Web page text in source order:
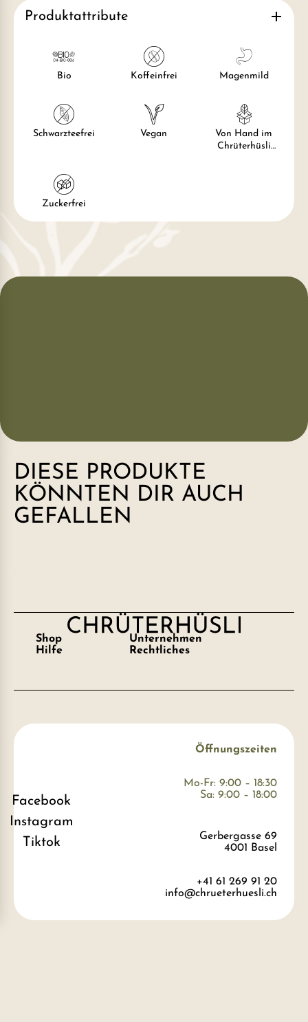
Produktattribute
Bio Koffeinfrei Magenmild
Schwarzteefrei Vegan
Von Hand im
Chrüterhüsli
Zuckerfrei
DIESE PRODUKTE
KÖNNTEN DIR AUCH
GEFALLEN
Shop
Unternehmen
Hilfe
Rechtliches
Öffnungszeiten
Mo-Fr: 9:00 – 18:30
Sa: 9:00 – 18:00
Gerbergasse 69
4001 Basel
+41 61 269 91 20
info@chrueterhuesli.ch
Facebook
Instagram
Tiktok